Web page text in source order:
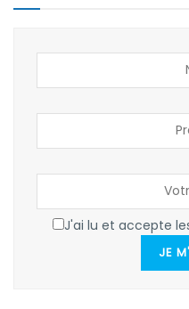
J'ai lu et accepte
JE